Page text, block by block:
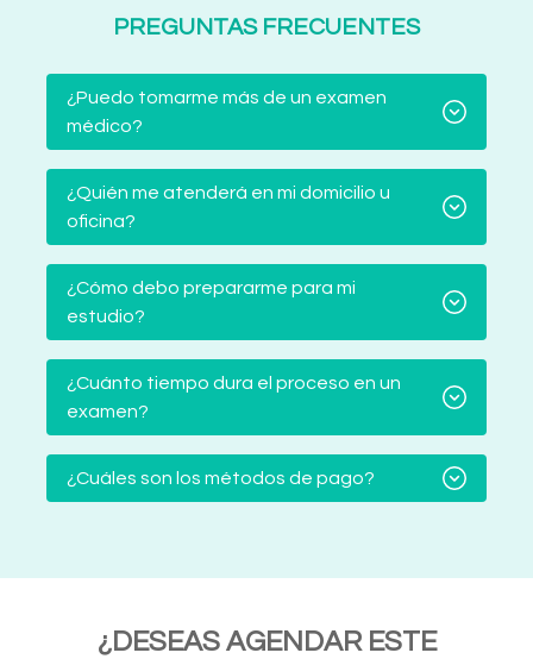
PREGUNTAS FRECUENTES
¿Puedo tomarme más de un examen
médico?
¿Quién me atenderá en mi domicilio u
oficina?
¿Cómo debo prepararme para mi
estudio?
¿Cuánto tiempo dura el proceso en un
examen?
¿Cuáles son los métodos de pago?
¿DESEAS AGENDAR ESTE